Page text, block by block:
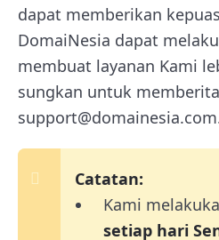
dapat memberikan
DomaiNesia dapat
membuat layanan Kami
sungkan untuk
Catatan:
Kami
setiap hari